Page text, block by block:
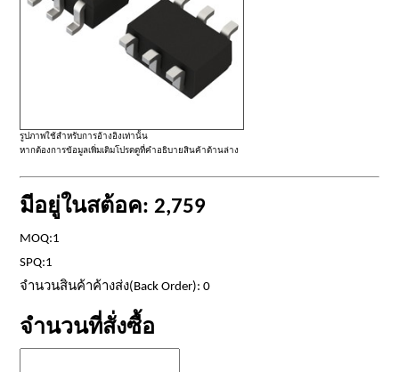
รูปภาพใช้สำหรับการอ้างอิงเท่านั้น
หากต้องการข้อมูลเพิ่มเติมโปรดดูที่คำอธิบายสินค้าด้านล่าง
มีอยู่ในสต้อค: 2,759
MOQ:1
SPQ:1
จำนวนสินค้าค้างส่ง(Back Order): 0
จำนวนที่สั่งซื้อ